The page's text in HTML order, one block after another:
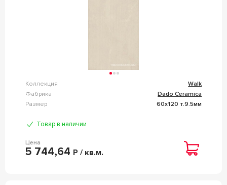
Коллекция
Walk
Фабрика
Dado Ceramica
Размер
60x120 т.9.5мм
Товар в наличии
Цена
5 744,64 Р / кв.м.